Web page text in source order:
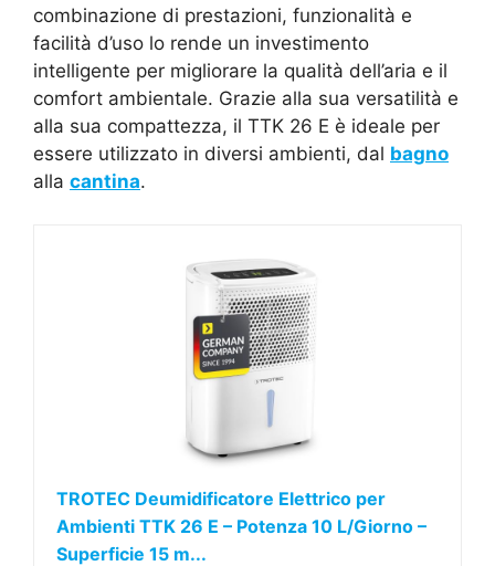
combinazione di prestazioni, funzionalità e
facilità d’uso lo rende un investimento
intelligente per migliorare la qualità dell’aria e il
comfort ambientale. Grazie alla sua versatilità e
alla sua compattezza, il TTK 26 E è ideale per
essere utilizzato in diversi ambienti, dal bagno
alla cantina.
TROTEC Deumidificatore Elettrico per
Ambienti TTK 26 E – Potenza 10 L/Giorno –
Superficie 15 m...